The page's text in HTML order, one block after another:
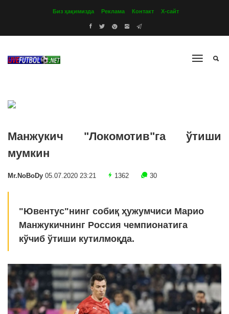
Биз ҳақимизда Реклама Контакт Х-сайт
Манжукич "Локомотив"га ўтиши
мумкин
Mr.NoBoDy 05.07.2020 23:21 1362 30
"Ювентус"нинг собиқ ҳужумчиси Марио
Манжукичнинг Россия чемпионатига
кўчиб ўтиши кутилмоқда.